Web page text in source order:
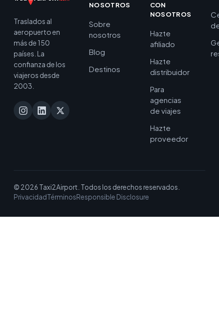
Traslados al
aeropuerto en
más de 150
países. La
confianza de los
viajeros desde
2003.
NOSOTROS
Sobre
nosotros
Blog
Destinos
CON
NOSOTROS
Hazte
afiliado
Hazte
distribuidor
Para
agencias
de viajes
Hazte
proveedor
© 2026 Taxi2Airport. Todos los derechos reservados.
PrivacidadTérminosResponsible Disclosure